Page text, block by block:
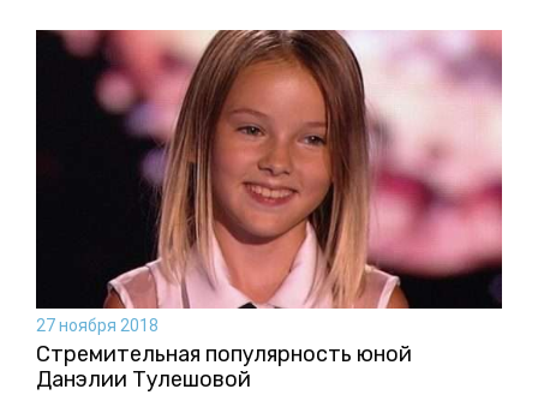
27 ноября 2018
Стремительная популярность юной
Данэлии Тулешовой